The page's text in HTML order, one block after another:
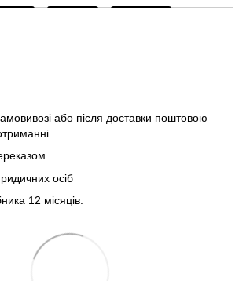
або після доставки поштовою
осіб
12 місяців.